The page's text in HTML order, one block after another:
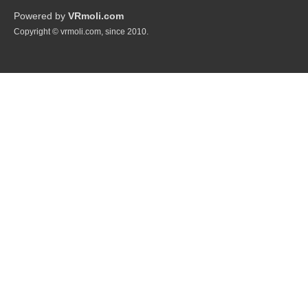
Powered by VRmoli.com
Copyright © vrmoli.com, since 2010.